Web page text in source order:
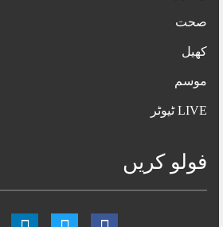
صحت
کھیل
موسم
LIVE ٹیوٹر
فولو کریں